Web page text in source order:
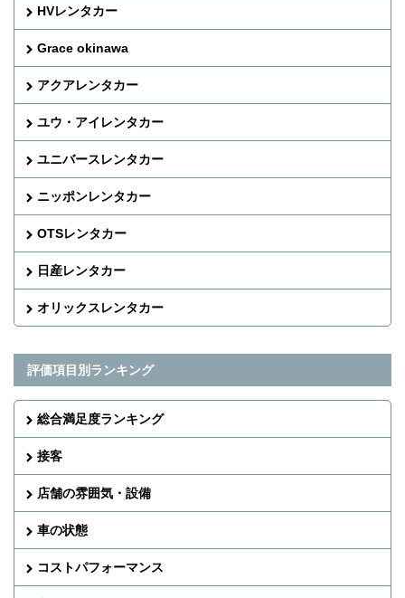
HVレンタカー
Grace okinawa
アクアレンタカー
ユウ・アイレンタカー
ユニバースレンタカー
ニッポンレンタカー
OTSレンタカー
日産レンタカー
オリックスレンタカー
評価項目別ランキング
総合満足度ランキング
接客
店舗の雰囲気・設備
車の状態
コストパフォーマンス